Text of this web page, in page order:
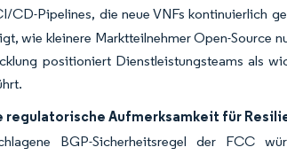
CD-Pipelines, die neue VNFs kontinuierlich
wie kleinere Marktteilnehmer Open-Source
positioniert Dienstleistungsteams als
regulatorische Aufmerksamkeit für
BGP-Sicherheitsregel der FCC